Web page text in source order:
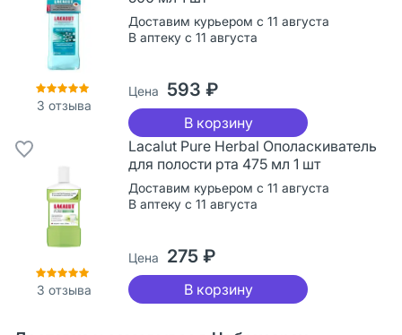
3 отзыва
Доставим курьером с 11 августа
В аптеку с 11 августа
Цена 593 ₽
В корзину
3 отзыва
Lacalut Рure Herbal Ополаскиватель
для полости рта 475 мл 1 шт
Доставим курьером с 11 августа
В аптеку с 11 августа
Цена 275 ₽
В корзину